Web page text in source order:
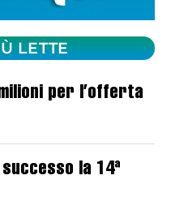
LETTE
per l’offerta
la 14ª